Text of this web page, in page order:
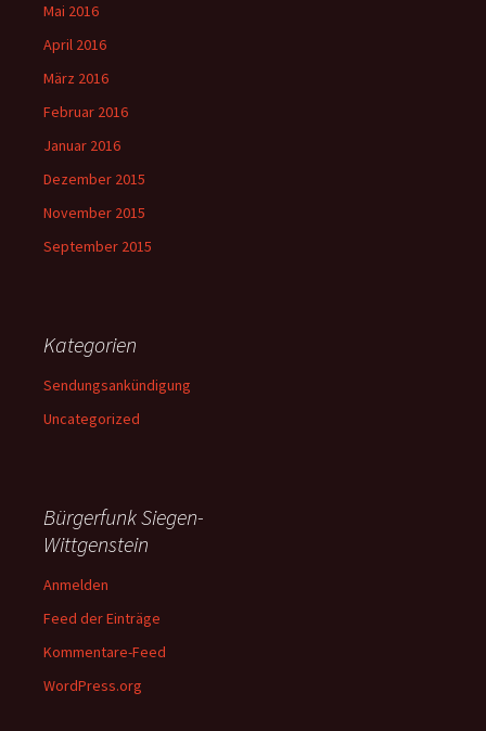
Mai 2016
April 2016
März 2016
Februar 2016
Januar 2016
Dezember 2015
November 2015
September 2015
Kategorien
Sendungsankündigung
Uncategorized
Bürgerfunk Siegen-
Wittgenstein
Anmelden
Feed der Einträge
Kommentare-Feed
WordPress.org